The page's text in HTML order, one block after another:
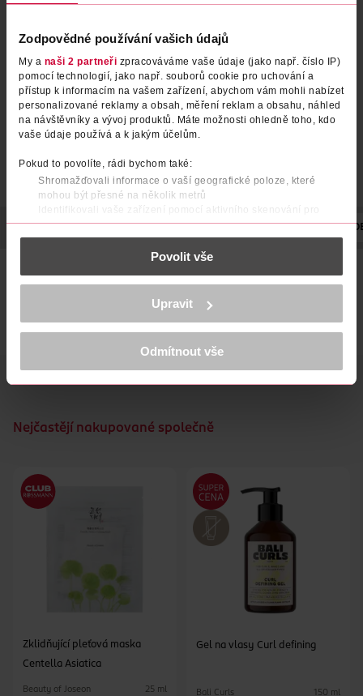
Zodpovědné používání vašich údajů
My a naši 2 partneři zpracováváme vaše údaje (jako např. číslo IP)
pomocí technologií, jako např. souborů cookie pro uchování a
přístup k informacím na vašem zařízení, abychom vám mohli nabízet
personalizované reklamy a obsah, měření reklam a obsahu, náhled
na návštěvníky a vývoj produktů. Máte možnosti ohledně toho, kdo
vaše údaje používá a k jakým účelům.
Pokud to povolíte, rádi bychom také:
Shromažďovali informace o vaší geografické poloze, které
mohou být přesné na několik metrů
Identifikovali vaše zařízení pomocí aktivního skenování pro
konkrétní charakteristiky (otisk prstu)
Zjistěte více o tom, jak zpracováváme vaše osobní údaje, a nastavte
části s podrobnostmi . Svůj souhlas můžete kdykoliv
K provozu stránek, personalizaci obsahu a reklam, funkcí sociálních
médií, analýze návštěvnosti, které mohou nést osobní údaje.
Více najdete vprohlášení o ochraně osobních údajů.
Děkujeme za pochopení. >více o cookies<
Povolit vše
Upravit
Odmítnout vše
POPIS SLOŽENÍ POČET VÝROBCE/DODAVATEL TYP
krajková košilka s nastavitelnou délkou ramínek
Nejčastějí nakupované společně
Zklidňující pleťová maska
Centella Asiatica
Beauty of Joseon 25 ml
Gel na vlasy Curl defining
Bali Curls 150 ml